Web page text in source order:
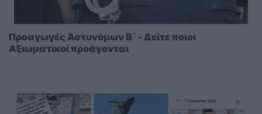
Προαγωγές Αστυνόμων Β΄ - Δείτε ποιοι
Αξιωματικοί προάγονται